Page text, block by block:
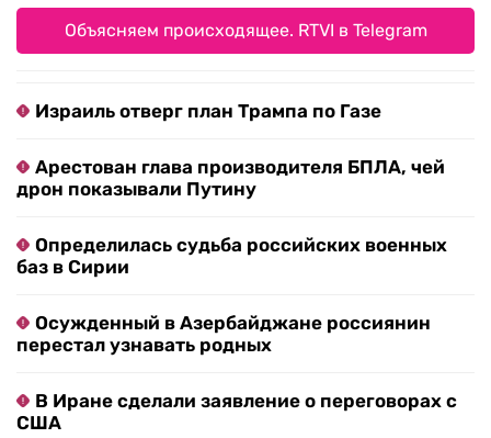
Объясняем происходящее. RTVI в Telegram
Израиль отверг план Трампа по Газе
Арестован глава производителя БПЛА, чей
дрон показывали Путину
Определилась судьба российских военных
баз в Сирии
Осужденный в Азербайджане россиянин
перестал узнавать родных
В Иране сделали заявление о переговорах с
США